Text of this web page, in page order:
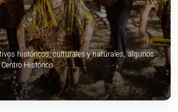
históricos, culturales y naturales, algunos
Histórico.